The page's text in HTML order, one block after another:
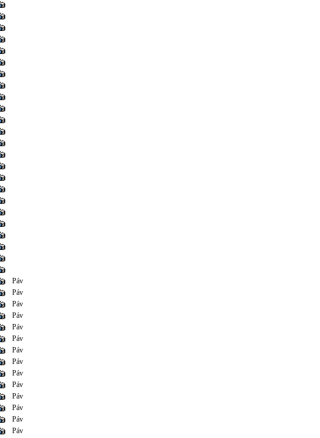
Páv
Páv
Páv
Páv
Páv
Páv
Páv
Páv
Páv
Páv
Páv
Páv
Páv
Páv